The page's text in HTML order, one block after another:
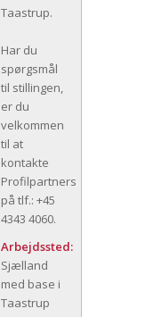
Taastrup.
Har du
spørgsmål
til stillingen,
er du
velkommen
til at
kontakte
Profilpartners
på tlf.: +45
4343 4060.
Arbejdssted:
Sjælland
med base i
Taastrup